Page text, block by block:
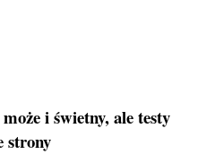
i świetny, ale testy
strony